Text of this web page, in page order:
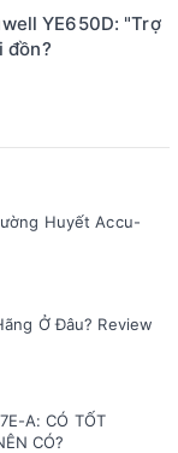
YE650D: "Trợ
đồn?
Huyết Accu-
Ở Đâu? Review
A: CÓ TỐT
CÓ?